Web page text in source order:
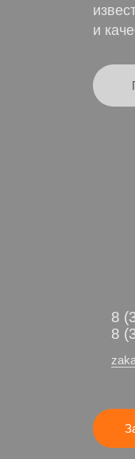
и
8
8